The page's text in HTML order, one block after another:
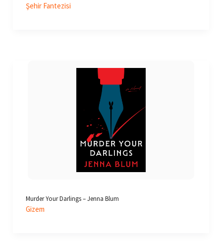
Şehir Fantezisi
Murder Your Darlings – Jenna Blum
Gizem